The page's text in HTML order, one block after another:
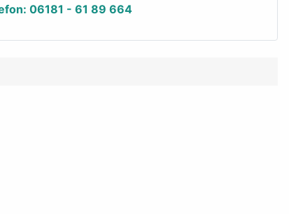
06181 - 61 89 664